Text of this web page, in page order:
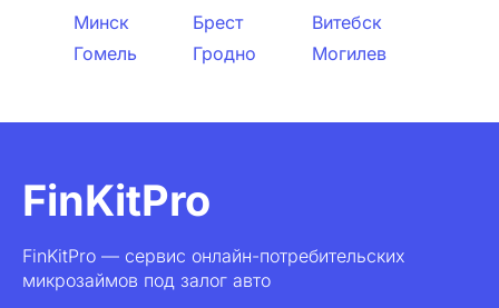
Минск Брест
Витебск
Гомель
Гродно Могилев
FinKitPro
FinKitPro — сервис онлайн-потребительских
микрозаймов под залог авто